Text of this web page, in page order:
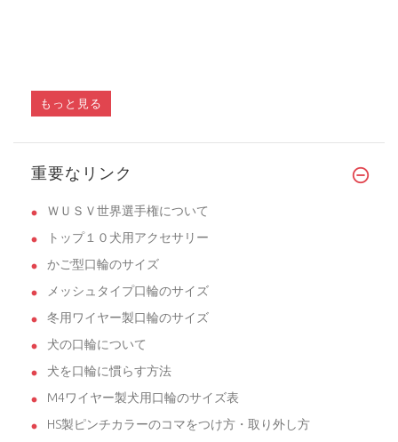
もっと見る
重要なリンク
ＷＵＳＶ世界選手権について
トップ１０犬用アクセサリー
かご型口輪のサイズ
メッシュタイプ口輪のサイズ
冬用ワイヤー製口輪のサイズ
犬の口輪について
犬を口輪に慣らす方法
M4ワイヤー製犬用口輪のサイズ表
HS製ピンチカラーのコマをつけ方・取り外し方